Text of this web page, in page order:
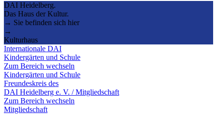
DAI Heidelberg.
Das Haus der Kultur.
→ Sie befinden sich hier
→
Kulturhaus
Internationale DAI
Kindergärten und Schule
Zum Bereich wechseln
Kindergärten und Schule
Freundeskreis des
DAI Heidelberg e. V. / Mitgliedschaft
Zum Bereich wechseln
Mitgliedschaft